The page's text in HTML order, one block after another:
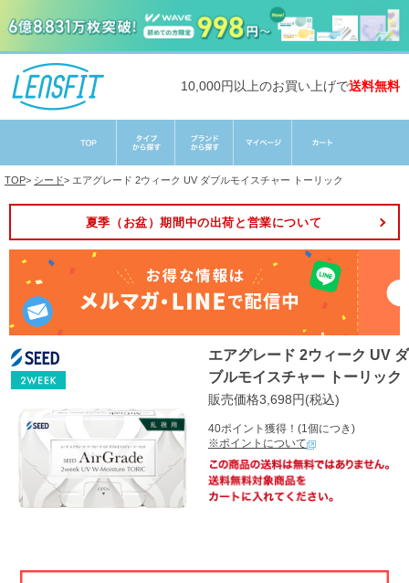
10,000円以上のお買い上げで送料無料
TOP> シード> エアグレード 2ウィーク UV ダブルモイスチャー トーリック
夏季（お盆）期間中の出荷と営業について
エアグレード 2ウィーク UV ダ
ブルモイスチャー トーリック
販売価格3,698円(税込)
40ポイント獲得！(1個につき)
※ポイントについて